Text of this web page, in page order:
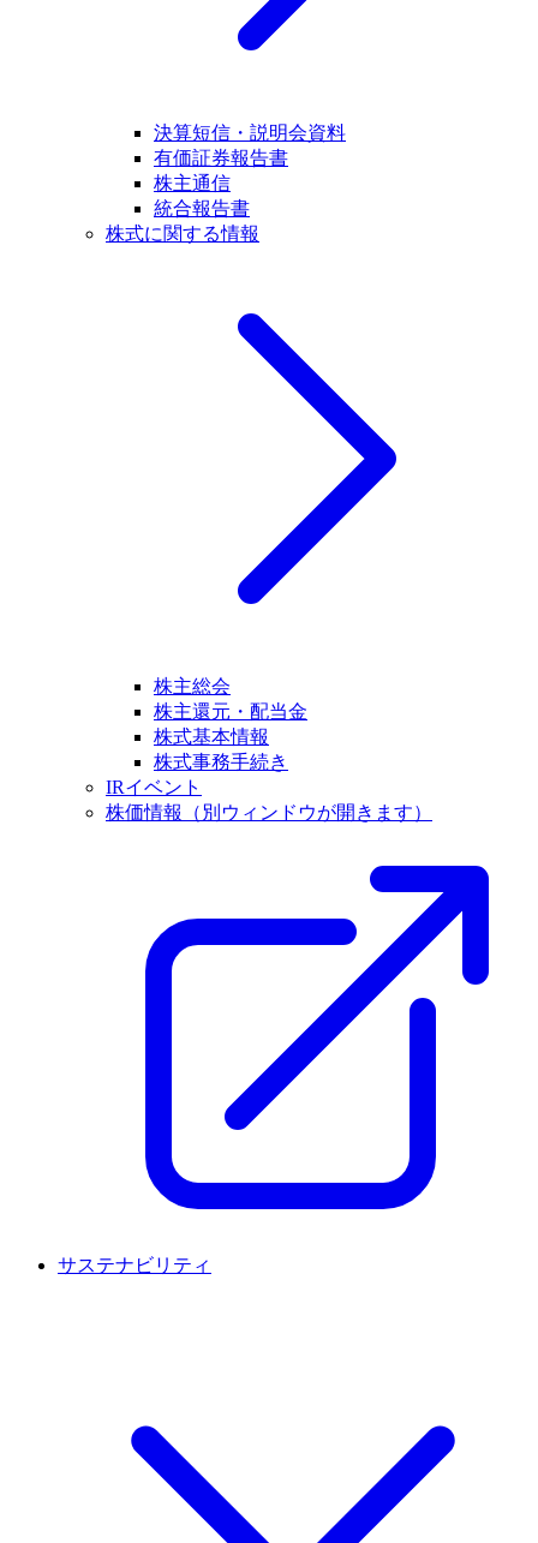
決算短信・説明会資料
有価証券報告書
株主通信
統合報告書
株式に関する情報
株主総会
株主還元・配当金
株式基本情報
株式事務手続き
IRイベント
株価情報
（別ウィンドウが開きます）
サステナビリティ